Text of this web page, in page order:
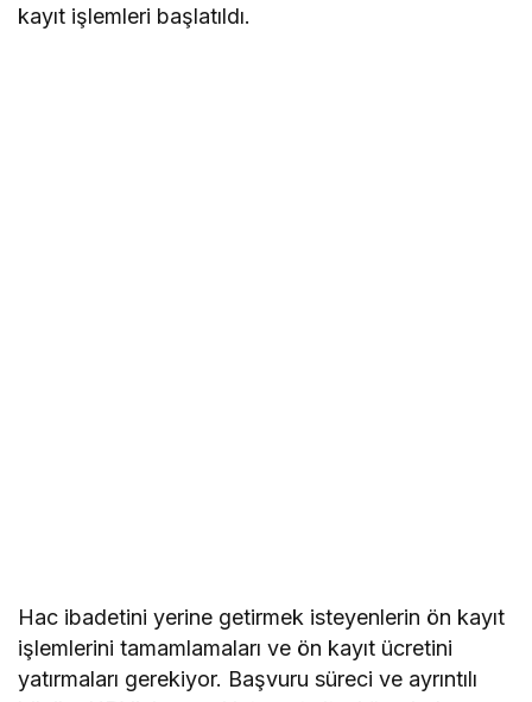
kayıt işlemleri başlatıldı.
Hac ibadetini yerine getirmek isteyenlerin ön kayıt
işlemlerini tamamlamaları ve ön kayıt ücretini
yatırmaları gerekiyor. Başvuru süreci ve ayrıntılı